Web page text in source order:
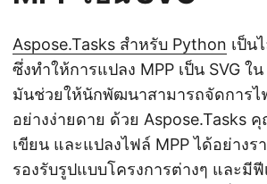
Aspose.Tasks สำหรับ Python เป็น
ซึ่งทำให้การแปลง MPP เป็น SVG ใ
มันช่วยให้นักพัฒนาสามารถจัดการไ
อย่างง่ายดาย ด้วย Aspose.Tasks
เขียน และแปลงไฟล์ MPP ได้อย่างร
รองรับรูปแบบโครงการต่างๆ และมี